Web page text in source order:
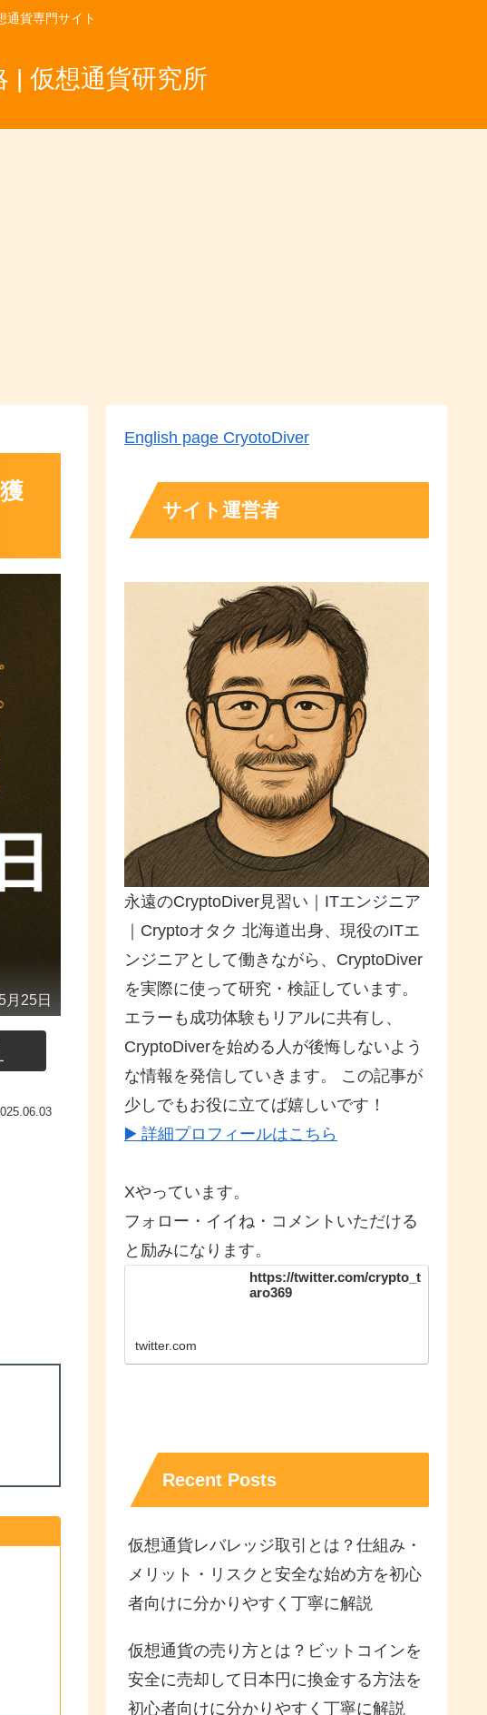
通貨専門サイト
| 仮想通貨研究所
月25日
English page CryotoDiver
サイト運営者
永遠のCryptoDiver見習い｜ITエンジニア
｜Cryptoオタク 北海道出身、現役のITエ
ンジニアとして働きながら、CryptoDiver
を実際に使って研究・検証しています。
エラーも成功体験もリアルに共有し、
CryptoDiverを始める人が後悔しないよう
な情報を発信していきます。 この記事が
少しでもお役に立てば嬉しいです！
▶️ 詳細プロフィールはこちら
Xやっています。
フォロー・イイね・コメントいただける
と励みになります。
https://twitter.com/crypto_t
aro369
twitter.com
Recent Posts
仮想通貨レバレッジ取引とは？仕組み・
メリット・リスクと安全な始め方を初心
者向けに分かりやすく丁寧に解説
仮想通貨の売り方とは？ビットコインを
安全に売却して日本円に換金する方法を
初心者向けに分かりやすく丁寧に解説